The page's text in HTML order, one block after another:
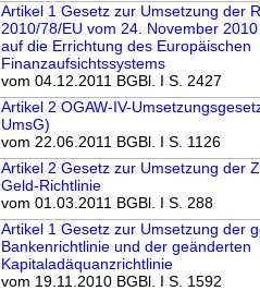
Artikel 1 Gesetz zur Umsetzung der
2010/78/EU vom 24. November
auf die Errichtung des Europäischen
Finanzaufsichtssystems
vom 04.12.2011 BGBl. I S. 2427
Artikel 2 OGAW-IV-
UmsG)
vom 22.06.2011 BGBl. I S. 1126
Artikel 2 Gesetz zur Umsetzung der
Geld-Richtlinie
vom 01.03.2011 BGBl. I S. 288
Artikel 1 Gesetz zur Umsetzung der
Bankenrichtlinie und der geänderten
Kapitaladäquanzrichtlinie
vom 19.11.2010 BGBl. I S. 1592